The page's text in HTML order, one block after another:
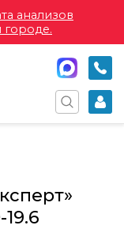
анализов
городе.